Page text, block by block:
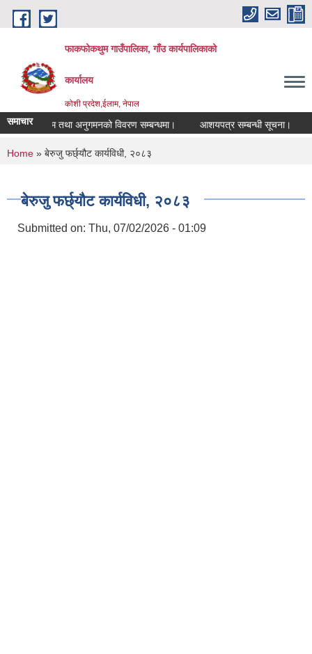
Skip to main content
फाकफोकथुम गाउँपालिका, गाँउ कार्यपालिकाको
कार्यालय
कोशी प्रदेश,ईलाम, नेपाल
समाचारतालिम तथा अनुगमनको विवरण सम्बन्धमा। आशयपत्र सम्बन्धी सूचना।
You are here
Home » बेरुजु फर्छ्यौट कार्यविधी, २०८३
बेरुजु फर्छ्यौट कार्यविधी, २०८३
Submitted on: Thu, 07/02/2026 - 01:09